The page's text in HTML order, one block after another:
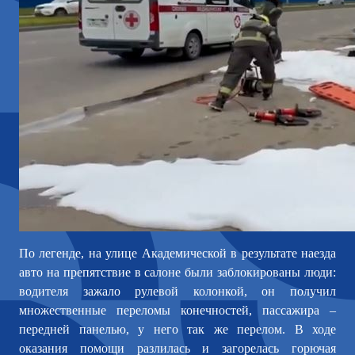
По легенде, на улице Академической в результате наезда
авто на препятствие в салоне были заблокированы люди:
водителя зажало рулевой колонкой, он получил
множественные переломы конечностей, пассажира –
передней панелью, у него так же перелом. В ходе
оказания помощи разлилась и загорелась горючая